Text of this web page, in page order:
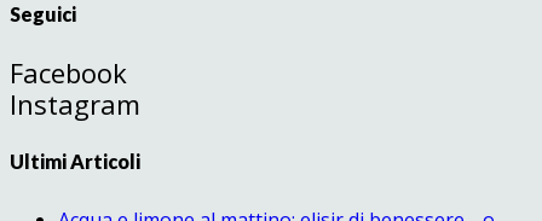
Seguici
Facebook
Instagram
Ultimi Articoli